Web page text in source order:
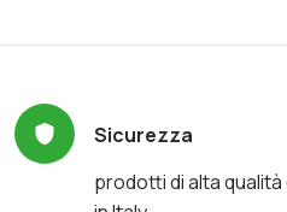
Sicurezza
prodotti di alta